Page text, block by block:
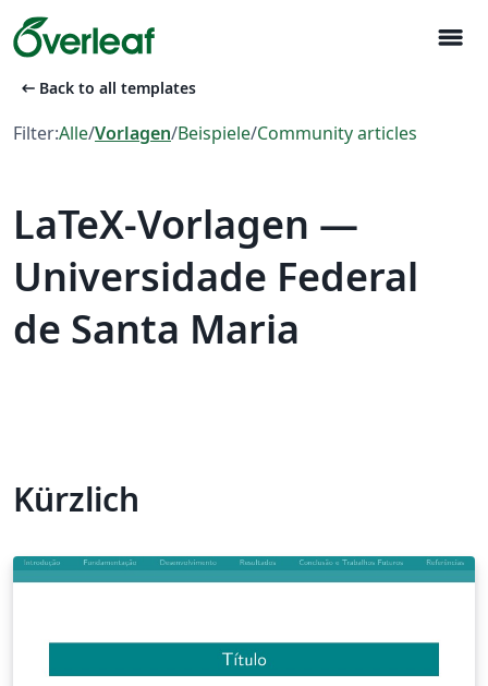
menu
arrow_left_alt Back to all templates
Filter:Alle/Vorlagen/Beispiele/Community articles
LaTeX-Vorlagen —
Universidade Federal
de Santa Maria
Kürzlich